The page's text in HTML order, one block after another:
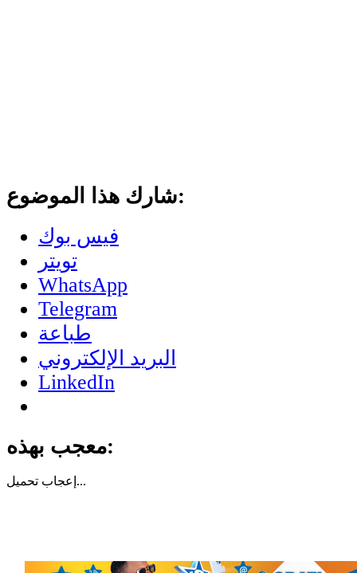
شارك هذا الموضوع:
فيس بوك
تويتر
WhatsApp
Telegram
طباعة
البريد الإلكتروني
LinkedIn
معجب بهذه:
إعجاب تحميل...